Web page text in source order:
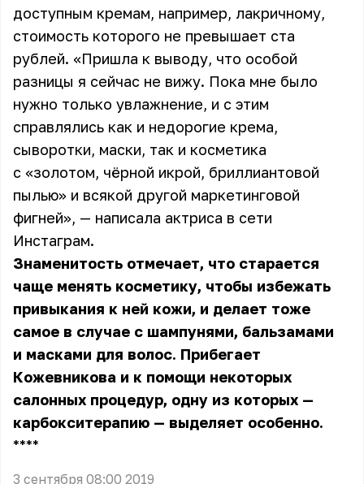
доступным кремам, например, лакричному,
стоимость которого не превышает ста
рублей. «Пришла к выводу, что особой
разницы я сейчас не вижу. Пока мне было
нужно только увлажнение, и с этим
справлялись как и недорогие крема,
сыворотки, маски, так и косметика
с «золотом, чёрной икрой, бриллиантовой
пылью» и всякой другой маркетинговой
фигней», — написала актриса в сети
Инстаграм.
Знаменитость отмечает, что старается
чаще менять косметику, чтобы избежать
привыкания к ней кожи, и делает тоже
самое в случае с шампунями, бальзамами
и масками для волос. Прибегает
Кожевникова и к помощи некоторых
салонных процедур, одну из которых —
карбокситерапию — выделяет особенно.
** **
3 сентября 08:00 2019